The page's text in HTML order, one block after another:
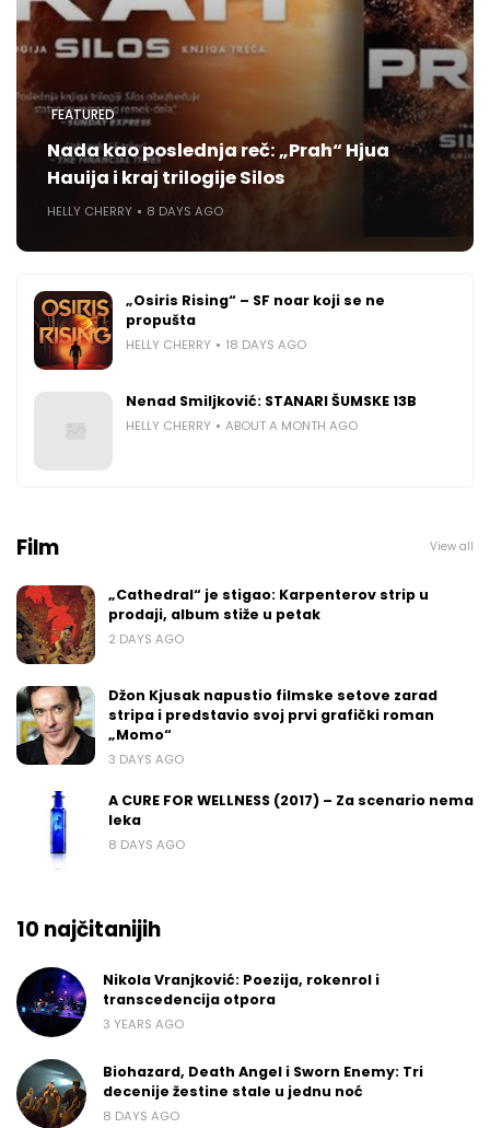
FEATURED
Nada kao poslednja reč: „Prah“ Hjua
Hauija i kraj trilogije Silos
HELLY CHERRY 8 DAYS AGO
„Osiris Rising“ – SF noar koji se ne
propušta
HELLY CHERRY 18 DAYS AGO
Nenad Smiljković: STANARI ŠUMSKE 13B
HELLY CHERRY ABOUT A MONTH AGO
Film View all
„Cathedral“ je stigao: Karpenterov strip u
prodaji, album stiže u petak
2 DAYS AGO
Džon Kjusak napustio filmske setove zarad
stripa i predstavio svoj prvi grafički roman
„Momo“
3 DAYS AGO
A CURE FOR WELLNESS (2017) – Za scenario nema
leka
8 DAYS AGO
10 najčitanijih
Nikola Vranjković: Poezija, rokenrol i
transcedencija otpora
3 YEARS AGO
Biohazard, Death Angel i Sworn Enemy: Tri
decenije žestine stale u jednu noć
8 DAYS AGO